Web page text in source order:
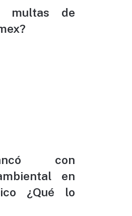
multas de
con
en
¿Qué lo